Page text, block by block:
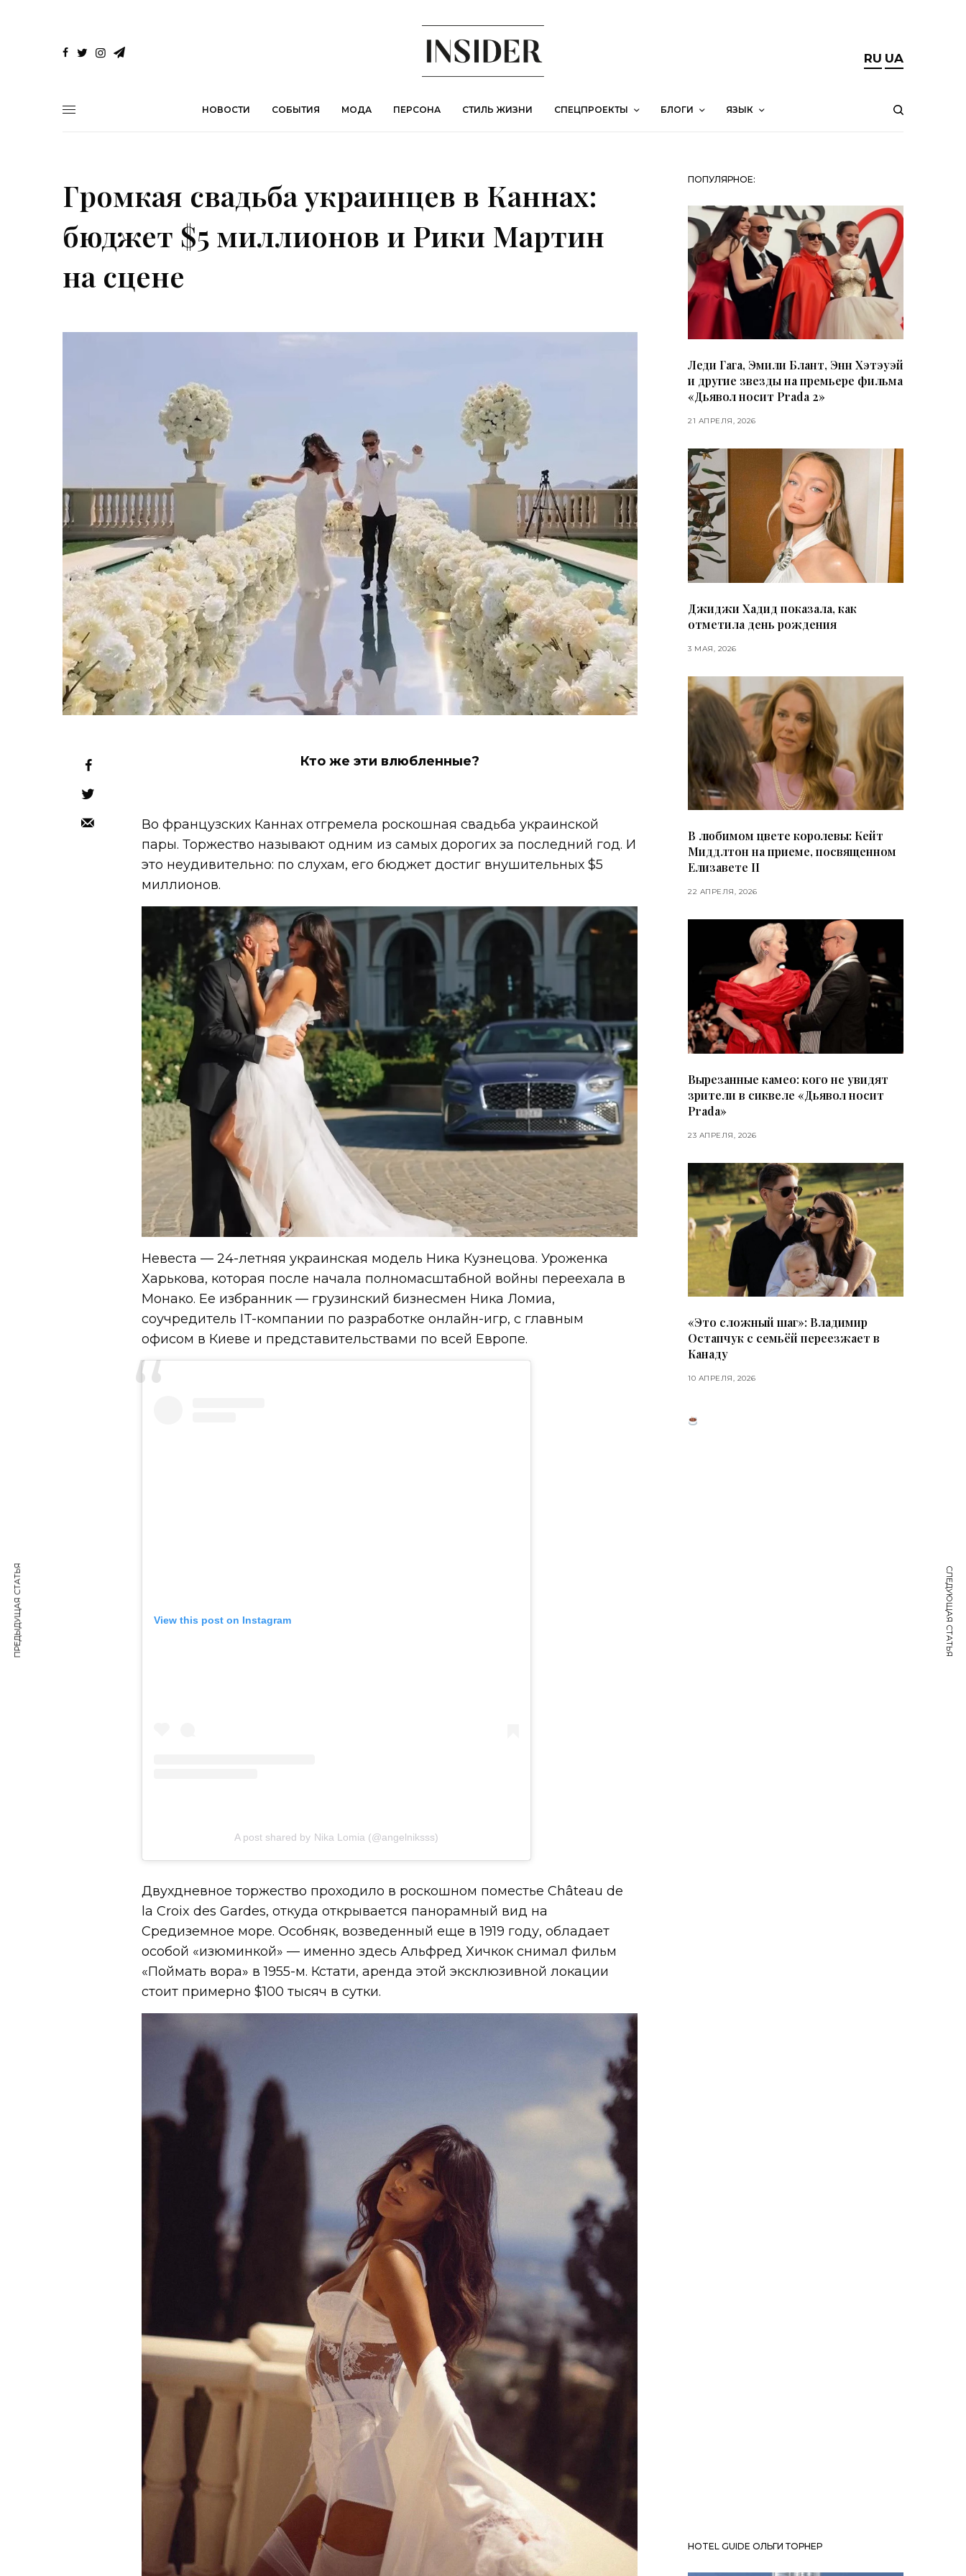
RU UA
НОВОСТИ СОБЫТИЯ МОДА ПЕРСОНА СТИЛЬ ЖИЗНИ СПЕЦПРОЕКТЫ БЛОГИ ЯЗЫК
Громкая свадьба украинцев в Каннах:
бюджет $5 миллионов и Рики Мартин
на сцене
Кто же эти влюбленные?
Во французских Каннах отгремела роскошная свадьба украинской
пары. Торжество называют одним из самых дорогих за последний год. И
это неудивительно: по слухам, его бюджет достиг внушительных $5
миллионов.
Невеста — 24-летняя украинская модель Ника Кузнецова. Уроженка
Харькова, которая после начала полномасштабной войны переехала в
Монако. Ее избранник — грузинский бизнесмен Ника Ломиа,
соучредитель IT-компании по разработке онлайн-игр, с главным
офисом в Киеве и представительствами по всей Европе.
View this post on Instagram
A post shared by Nika Lomia (@angelniksss)
Двухдневное торжество проходило в роскошном поместье Château de
la Croix des Gardes, откуда открывается панорамный вид на
Средиземное море. Особняк, возведенный еще в 1919 году, обладает
особой «изюминкой» — именно здесь Альфред Хичкок снимал фильм
«Поймать вора» в 1955-м. Кстати, аренда этой эксклюзивной локации
стоит примерно $100 тысяч в сутки.
ПОПУЛЯРНОЕ:
Леди Гага, Эмили Блант, Энн Хэтэуэй
и другие звезды на премьере фильма
«Дьявол носит Prada 2»
21 АПРЕЛЯ, 2026
Джиджи Хадид показала, как
отметила день рождения
3 МАЯ, 2026
В любимом цвете королевы: Кейт
Миддлтон на приеме, посвященном
Елизавете II
22 АПРЕЛЯ, 2026
Вырезанные камео: кого не увидят
зрители в сиквеле «Дьявол носит
Prada»
23 АПРЕЛЯ, 2026
«Это сложный шаг»: Владимир
Остапчук с семьёй переезжает в
Канаду
10 АПРЕЛЯ, 2026
HOTEL GUIDE ОЛЬГИ ТОРНЕР
ПРЕДЫДУЩАЯ СТАТЬЯ СЛЕДУЮЩАЯ СТАТЬЯ